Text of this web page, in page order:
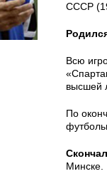
СССР
Всю
высшей
По
Минске.